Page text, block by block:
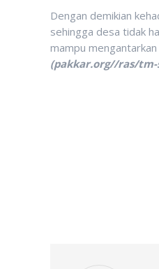
Dengan demikian
sehingga desa tidak
mampu
(pakkar.org//ras/tm-